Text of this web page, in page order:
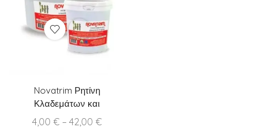
Novatrim Ρητίνη
Κλαδεμάτων και
Εμβολιασμών
4,00 € – 42,00 €Price